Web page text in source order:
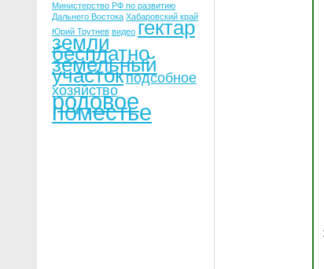
Министерство РФ по развитию
Дальнего Востока Хабаровский край
Юрий Трутнев видео гектар
земли
бесплатно
земельный
участокподсобное
хозяйство
родовое
поместье